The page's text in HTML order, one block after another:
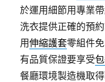
於運用細節用專業
洗衣提供正確的預
用伸縮護套零組件
有品質保證要享受
餐廳環境製造機取